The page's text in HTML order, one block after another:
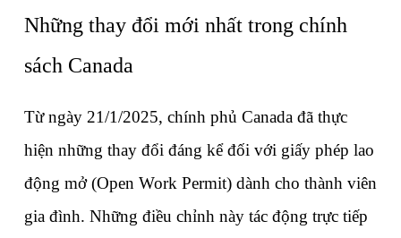
Những thay đổi mới nhất trong chính
sách Canada
Từ ngày 21/1/2025, chính phủ Canada đã thực
hiện những thay đổi đáng kể đối với giấy phép lao
động mở (Open Work Permit) dành cho thành viên
gia đình. Những điều chỉnh này tác động trực tiếp